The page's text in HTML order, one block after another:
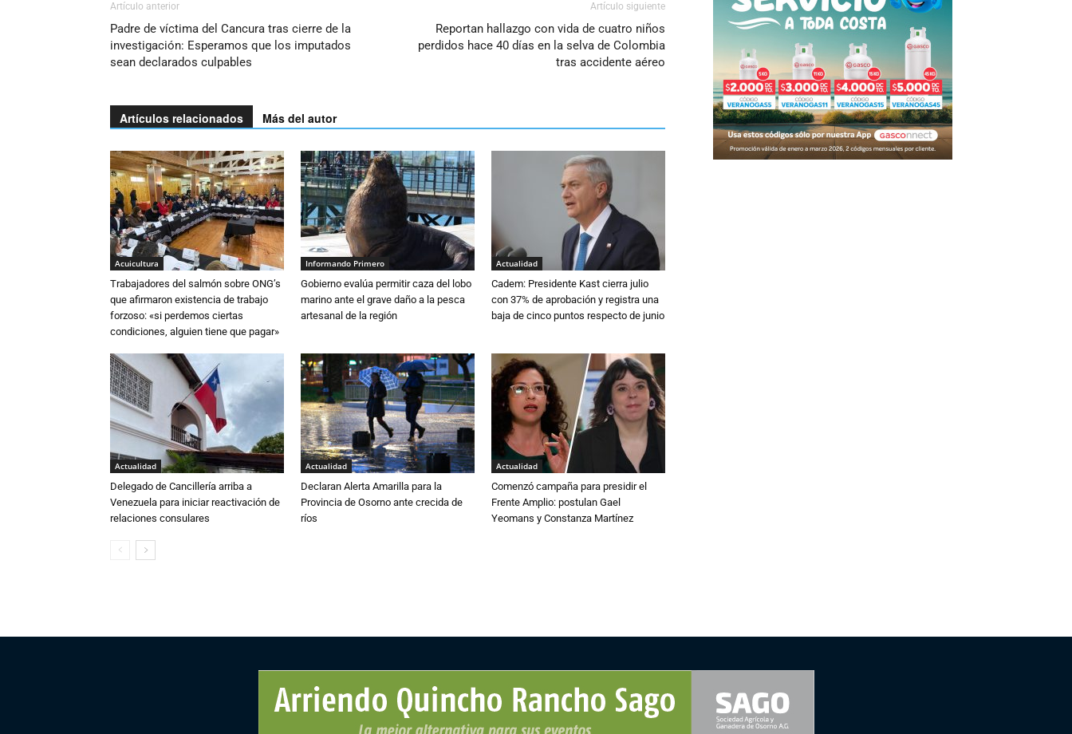
disminuir
el
volumen.
Artículo anterior
Padre de víctima del Cancura tras cierre de la
investigación: Esperamos que los imputados
sean declarados culpables
Artículo siguiente
Reportan hallazgo con vida de cuatro niños
perdidos hace 40 días en la selva de Colombia
tras accidente aéreo
Artículos relacionados Más del autor
Acuicultura
Trabajadores del salmón sobre ONG’s
que afirmaron existencia de trabajo
forzoso: «si perdemos ciertas
condiciones, alguien tiene que pagar»
Informando Primero
Gobierno evalúa permitir caza del lobo
marino ante el grave daño a la pesca
artesanal de la región
Actualidad
Cadem: Presidente Kast cierra julio
con 37% de aprobación y registra una
baja de cinco puntos respecto de junio
Actualidad
Delegado de Cancillería arriba a
Venezuela para iniciar reactivación de
relaciones consulares
Actualidad
Declaran Alerta Amarilla para la
Provincia de Osorno ante crecida de
ríos
Actualidad
Comenzó campaña para presidir el
Frente Amplio: postulan Gael
Yeomans y Constanza Martínez